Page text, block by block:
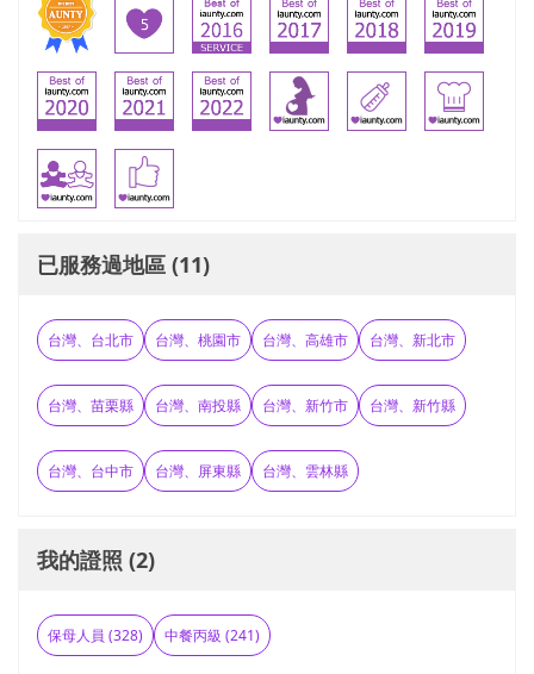
已服務過地區 (11)
台灣、台北市 台灣、桃園市 台灣、高雄市 台灣、新北市
台灣、苗栗縣 台灣、南投縣 台灣、新竹市 台灣、新竹縣
台灣、台中市 台灣、屏東縣 台灣、雲林縣
我的證照 (2)
保母人員 (328) 中餐丙級 (241)